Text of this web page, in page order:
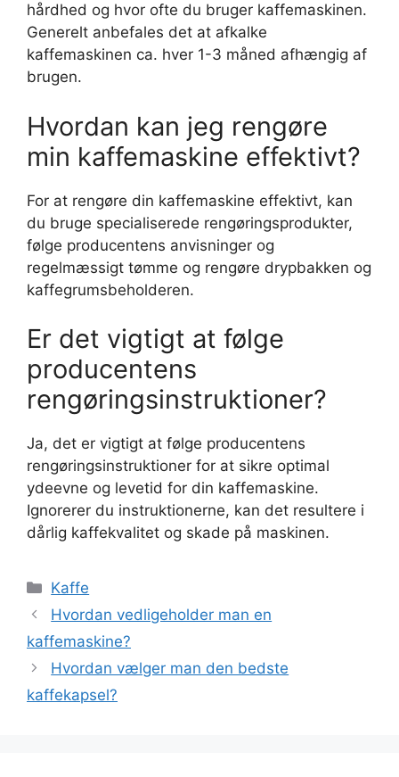
hårdhed og hvor ofte du bruger kaffemaskinen.
Generelt anbefales det at afkalke
kaffemaskinen ca. hver 1-3 måned afhængig af
brugen.
Hvordan kan jeg rengøre
min kaffemaskine effektivt?
For at rengøre din kaffemaskine effektivt, kan
du bruge specialiserede rengøringsprodukter,
følge producentens anvisninger og
regelmæssigt tømme og rengøre drypbakken og
kaffegrumsbeholderen.
Er det vigtigt at følge
producentens
rengøringsinstruktioner?
Ja, det er vigtigt at følge producentens
rengøringsinstruktioner for at sikre optimal
ydeevne og levetid for din kaffemaskine.
Ignorerer du instruktionerne, kan det resultere i
dårlig kaffekvalitet og skade på maskinen.
Kategorier
Kaffe
Hvordan vedligeholder man en
kaffemaskine?
Hvordan vælger man den bedste
kaffekapsel?